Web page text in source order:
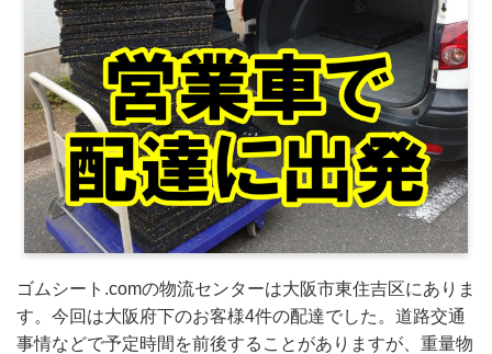
ゴムシート.comの物流センターは大阪市東住吉区にありま
す。今回は大阪府下のお客様4件の配達でした。道路交通
事情などで予定時間を前後することがありますが、重量物